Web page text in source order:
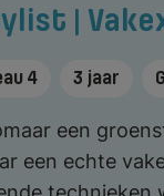
|
4 3 jaar
een
een echte